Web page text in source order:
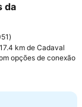
favoritos
da
km de Cadaval
opções de conexão